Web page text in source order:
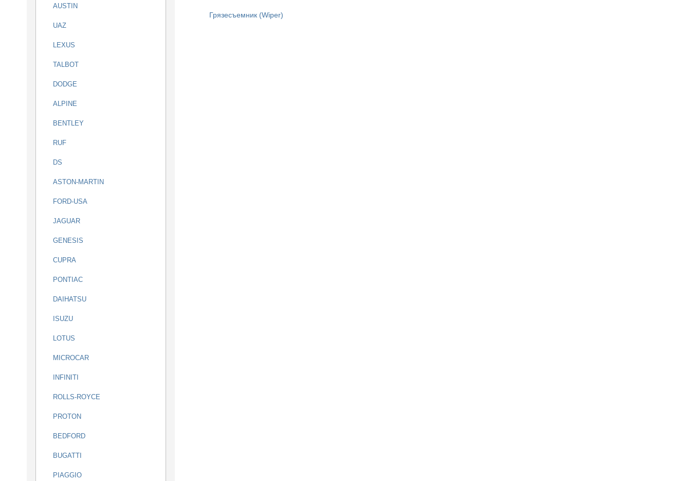
AUSTIN
UAZ
LEXUS
TALBOT
DODGE
ALPINE
BENTLEY
RUF
DS
ASTON-MARTIN
FORD-USA
JAGUAR
GENESIS
CUPRA
PONTIAC
DAIHATSU
ISUZU
LOTUS
MICROCAR
INFINITI
ROLLS-ROYCE
PROTON
BEDFORD
BUGATTI
PIAGGIO
Грязесъемник (Wiper)